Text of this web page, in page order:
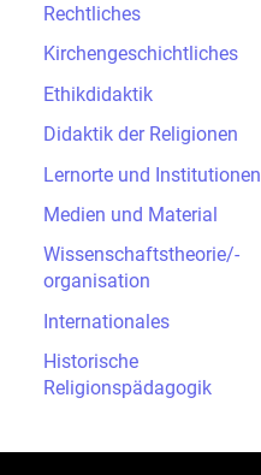
Rechtliches
Kirchengeschichtliches
Ethikdidaktik
Didaktik der Religionen
Lernorte und Institutionen
Medien und Material
Wissenschaftstheorie/-
organisation
Internationales
Historische
Religionspädagogik